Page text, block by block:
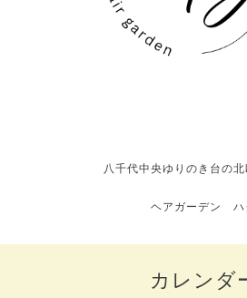
八千代中央ゆりのき台の
ヘアガーデン ハ
カレンダ